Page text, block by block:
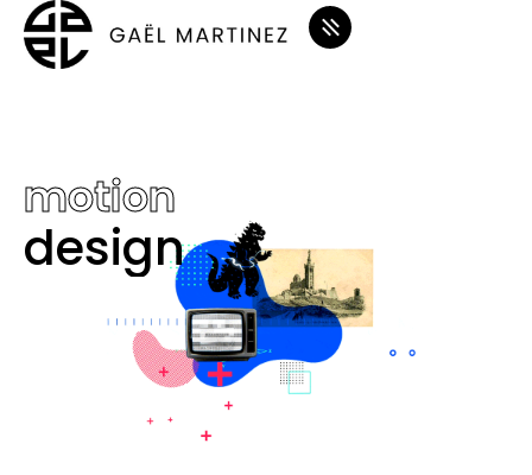
motion
design